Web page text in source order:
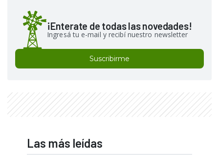
¡Enterate de todas las novedades!
Ingresá tu e-mail y recibí nuestro newsletter
Suscribirme
Las más leídas